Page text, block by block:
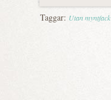
Taggar: Utan myntfack